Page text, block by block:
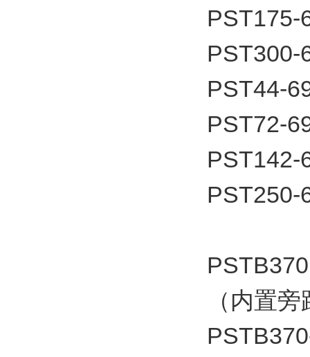
PST44-
PST72-
PST142-
PST250-
（内置